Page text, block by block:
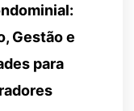
Gestão e
para